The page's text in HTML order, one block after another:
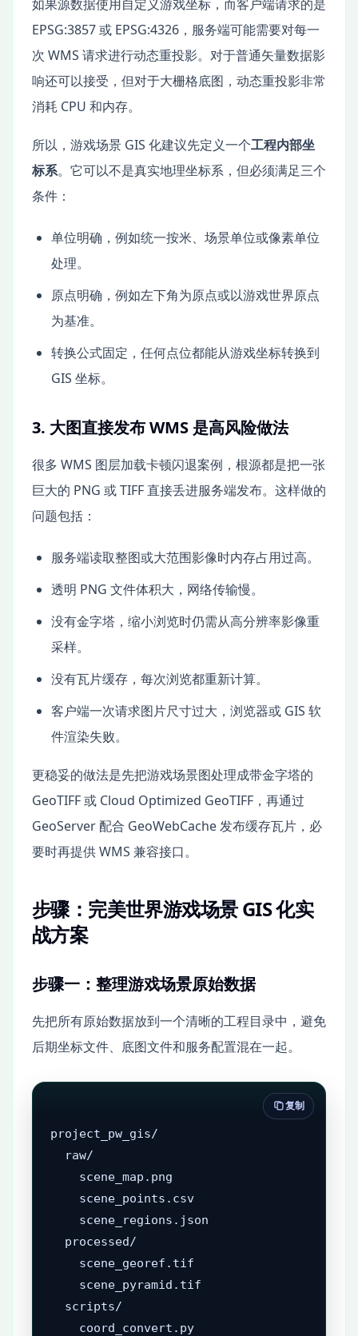
如果源数据使用自定义游戏坐标，而客户端请求的是
EPSG:3857 或 EPSG:4326，服务端可能需要对每一
次 WMS 请求进行动态重投影。对于普通矢量数据影
响还可以接受，但对于大栅格底图，动态重投影非常
消耗 CPU 和内存。
所以，游戏场景 GIS 化建议先定义一个工程内部坐
标系。它可以不是真实地理坐标系，但必须满足三个
条件：
单位明确，例如统一按米、场景单位或像素单位
处理。
原点明确，例如左下角为原点或以游戏世界原点
为基准。
转换公式固定，任何点位都能从游戏坐标转换到
GIS 坐标。
3. 大图直接发布 WMS 是高风险做法
很多 WMS 图层加载卡顿闪退案例，根源都是把一张
巨大的 PNG 或 TIFF 直接丢进服务端发布。这样做的
问题包括：
服务端读取整图或大范围影像时内存占用过高。
透明 PNG 文件体积大，网络传输慢。
没有金字塔，缩小浏览时仍需从高分辨率影像重
采样。
没有瓦片缓存，每次浏览都重新计算。
客户端一次请求图片尺寸过大，浏览器或 GIS 软
件渲染失败。
更稳妥的做法是先把游戏场景图处理成带金字塔的
GeoTIFF 或 Cloud Optimized GeoTIFF，再通过
GeoServer 配合 GeoWebCache 发布缓存瓦片，必
要时再提供 WMS 兼容接口。
步骤：完美世界游戏场景 GIS 化实
战方案
步骤一：整理游戏场景原始数据
先把所有原始数据放到一个清晰的工程目录中，避免
后期坐标文件、底图文件和服务配置混在一起。
project_pw_gis/
  raw/
    scene_map.png
    scene_points.csv
    scene_regions.json
  processed/
    scene_georef.tif
    scene_pyramid.tif
  scripts/
    coord_convert.py
复制